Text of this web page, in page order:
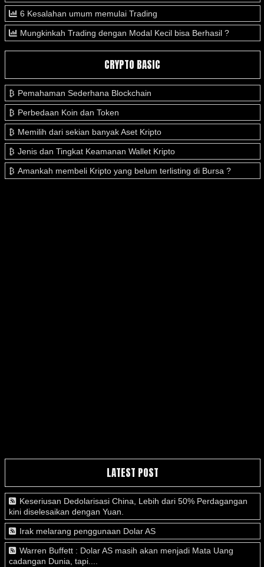
6 Kesalahan umum memulai Trading
Mungkinkah Trading dengan Modal Kecil bisa Berhasil ?
CRYPTO BASIC
Pemahaman Sederhana Blockchain
Perbedaan Koin dan Token
Memilih dari sekian banyak Aset Kripto
Jenis dan Tingkat Keamanan Wallet Kripto
Amankah membeli Kripto yang belum terlisting di Bursa ?
LATEST POST
Keseriusan Dedolarisasi China, Lebih dari 50% Perdagangan
kini diselesaikan dengan Yuan.
Irak melarang penggunaan Dolar AS
Warren Buffett : Dolar AS masih akan menjadi Mata Uang
cadangan Dunia, tapi....